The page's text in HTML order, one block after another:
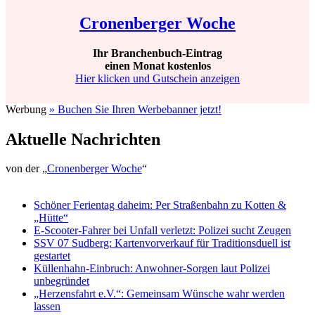
Cronenberger Woche
Ihr Branchenbuch-Eintrag
einen Monat kostenlos
Hier klicken und Gutschein anzeigen
Werbung » Buchen Sie Ihren Werbebanner jetzt!
Aktuelle Nachrichten
von der „Cronenberger Woche“
Schöner Ferientag daheim: Per Straßenbahn zu Kotten &
„Hütte“
E-Scooter-Fahrer bei Unfall verletzt: Polizei sucht Zeugen
SSV 07 Sudberg: Kartenvorverkauf für Traditionsduell ist
gestartet
Küllenhahn-Einbruch: Anwohner-Sorgen laut Polizei
unbegründet
„Herzensfahrt e.V.“: Gemeinsam Wünsche wahr werden
lassen